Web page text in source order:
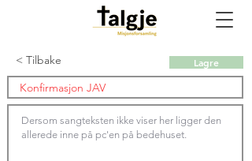
< Tilbake Lagre